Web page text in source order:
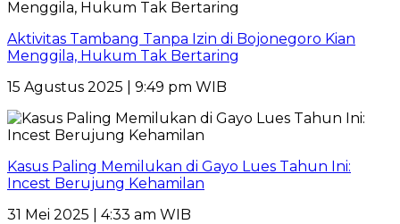
Aktivitas Tambang Tanpa Izin di Bojonegoro Kian
Menggila, Hukum Tak Bertaring
15 Agustus 2025 | 9:49 pm WIB
Kasus Paling Memilukan di Gayo Lues Tahun Ini:
Incest Berujung Kehamilan
31 Mei 2025 | 4:33 am WIB